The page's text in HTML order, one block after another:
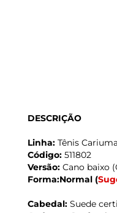
DESCRIÇÃO
Linha: Tênis
Código: 511802
Versão: Cano baixo
Forma:Normal (
Cabedal: Suede